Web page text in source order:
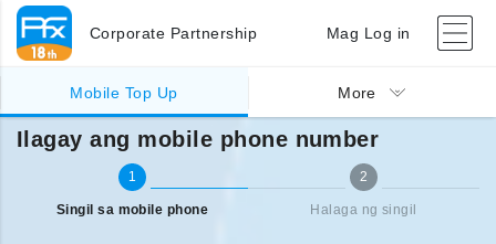
Corporate Partnership Mag Log in
Mobile Top Up More
Singil sa ibang bansa (mobile) Ilagay ang mobile phone number
Ilagay ang mobile phone number
1
Singil sa mobile phone
2
Halaga ng singil